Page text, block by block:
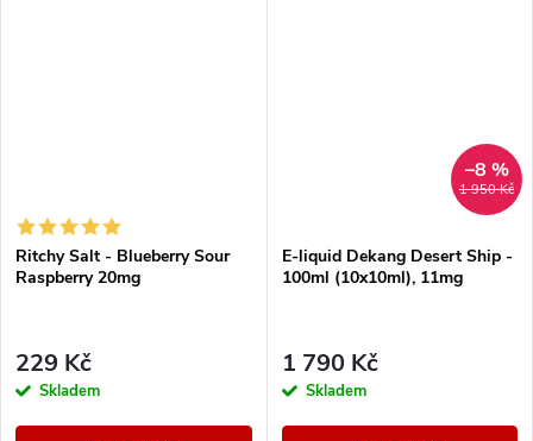
Ritchy Salt - Blueberry Sour
Raspberry 20mg
229 Kč
Skladem
1 950 Kč
–8 %
E-liquid Dekang Desert Ship -
100ml (10x10ml), 11mg
1 790 Kč
Skladem